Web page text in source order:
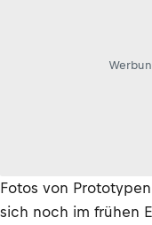
Fotos von
sich noch im frühen